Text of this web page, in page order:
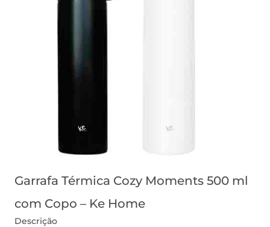
Garrafa Térmica Cozy Moments 500 ml
com Copo – Ke Home
Descrição